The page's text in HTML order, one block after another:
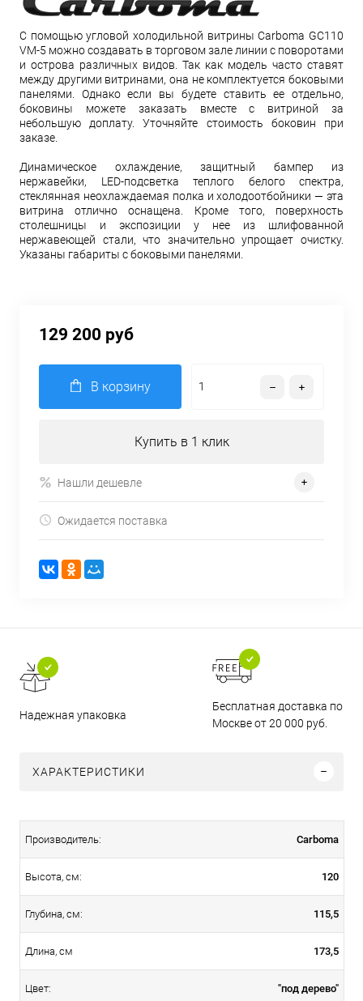
С помощью угловой холодильной витрины Carboma GC110
VM-5 можно создавать в торговом зале линии с поворотами
и острова различных видов. Так как модель часто ставят
между другими витринами, она не комплектуется боковыми
панелями. Однако если вы будете ставить ее отдельно,
боковины можете заказать вместе с витриной за
небольшую доплату. Уточняйте стоимость боковин при
заказе.
Динамическое охлаждение, защитный бампер из
нержавейки, LED-подсветка теплого белого спектра,
стеклянная неохлаждаемая полка и холодоотбойники — эта
витрина отлично оснащена. Кроме того, поверхность
столешницы и экспозиции у нее из шлифованной
нержавеющей стали, что значительно упрощает очистку.
Указаны габариты с боковыми панелями.
129 200 руб
В корзину
Купить в 1 клик
Нашли дешевле
Ожидается поставка
Надежная упаковка
Бесплатная доставка по
Москве от 20 000 руб.
ХАРАКТЕРИСТИКИ
Производитель: Carboma
Высота, см: 120
Глубина, см: 115,5
Длина, см 173,5
Цвет: "под дерево"